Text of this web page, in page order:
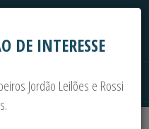
DE INTERESSE
Jordão Leilões e Rossi